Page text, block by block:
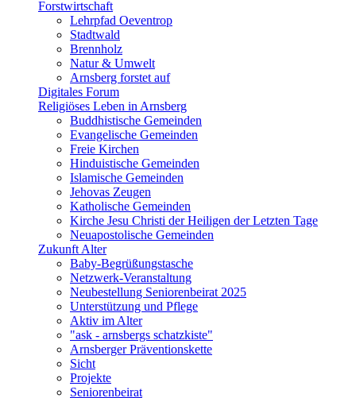
Forstwirtschaft
Lehrpfad Oeventrop
Stadtwald
Brennholz
Natur & Umwelt
Arnsberg forstet auf
Digitales Forum
Religiöses Leben in Arnsberg
Buddhistische Gemeinden
Evangelische Gemeinden
Freie Kirchen
Hinduistische Gemeinden
Islamische Gemeinden
Jehovas Zeugen
Katholische Gemeinden
Kirche Jesu Christi der Heiligen der Letzten Tage
Neuapostolische Gemeinden
Zukunft Alter
Baby-Begrüßungstasche
Netzwerk-Veranstaltung
Neubestellung Seniorenbeirat 2025
Unterstützung und Pflege
Aktiv im Alter
"ask - arnsbergs schatzkiste"
Arnsberger Präventionskette
Sicht
Projekte
Seniorenbeirat